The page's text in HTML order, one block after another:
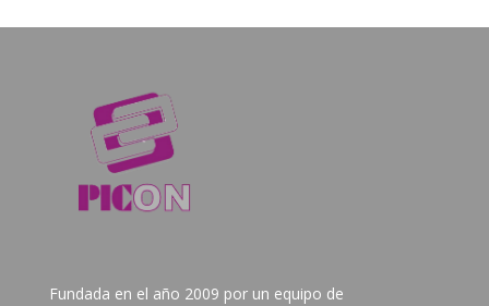
Fundada en el año 2009 por un equipo de